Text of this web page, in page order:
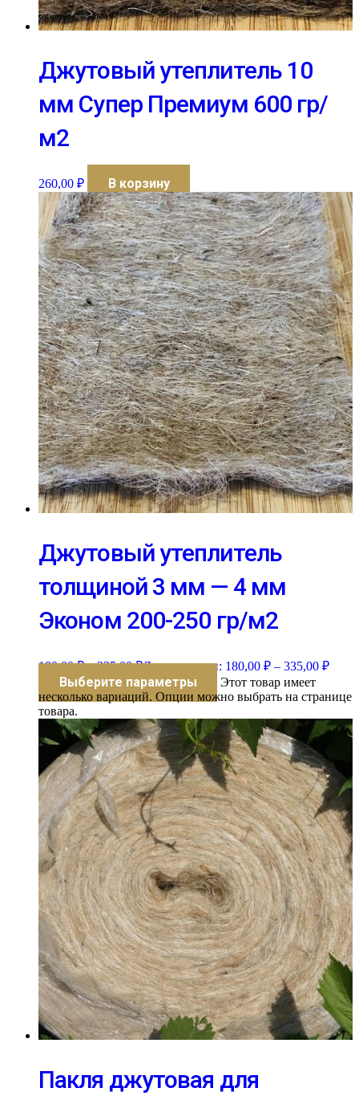
Джутовый утеплитель 10
мм Супер Премиум 600 гр/
м2
260,00 ₽ В корзину
Джутовый утеплитель
толщиной 3 мм — 4 мм
Эконом 200-250 гр/м2
180,00₽ – 335,00₽Диапазон цен: 180,00 ₽ – 335,00 ₽
Выберите параметры
Этот товар имеет
несколько вариаций. Опции можно выбрать на странице
товара.
Пакля джутовая для